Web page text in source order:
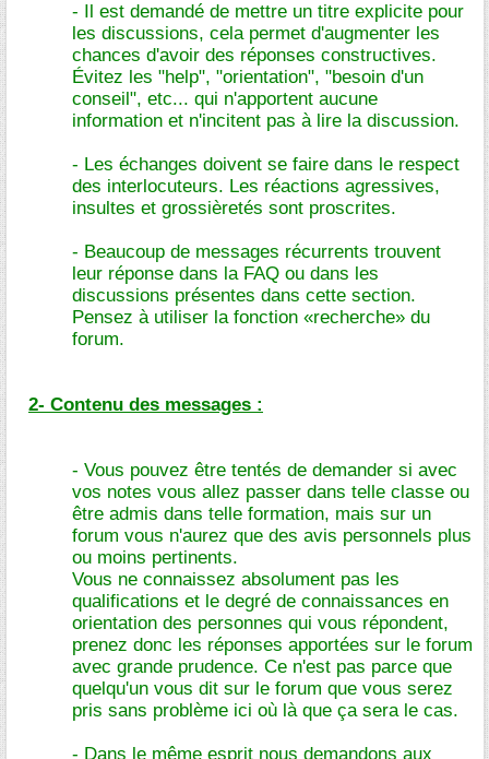
- Il est demandé de mettre un titre explicite pour
les discussions, cela permet d'augmenter les
chances d'avoir des réponses constructives.
Évitez les "help", "orientation", "besoin d'un
conseil", etc... qui n'apportent aucune
information et n'incitent pas à lire la discussion.
- Les échanges doivent se faire dans le respect
des interlocuteurs. Les réactions agressives,
insultes et grossièretés sont proscrites.
- Beaucoup de messages récurrents trouvent
leur réponse dans la FAQ ou dans les
discussions présentes dans cette section.
Pensez à utiliser la fonction «recherche» du
forum.
2- Contenu des messages :
- Vous pouvez être tentés de demander si avec
vos notes vous allez passer dans telle classe ou
être admis dans telle formation, mais sur un
forum vous n'aurez que des avis personnels plus
ou moins pertinents.
Vous ne connaissez absolument pas les
qualifications et le degré de connaissances en
orientation des personnes qui vous répondent,
prenez donc les réponses apportées sur le forum
avec grande prudence. Ce n'est pas parce que
quelqu'un vous dit sur le forum que vous serez
pris sans problème ici où là que ça sera le cas.
- Dans le même esprit nous demandons aux